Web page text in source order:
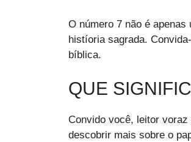
O número 7 não é
histíoria sagrada.
bíblica.
QUE
Convido você, leitor
descobrir mais sobre o